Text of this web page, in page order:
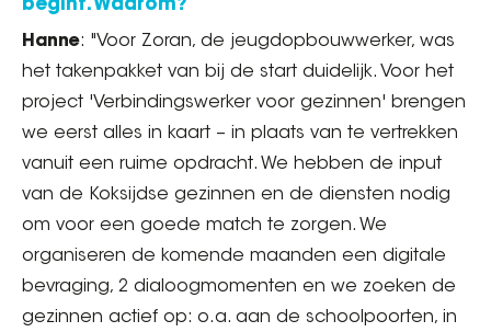
begint. Waarom?
Hanne: "Voor Zoran, de jeugdopbouwwerker, was
het takenpakket van bij de start duidelijk. Voor het
project 'Verbindingswerker voor gezinnen' brengen
we eerst alles in kaart – in plaats van te vertrekken
vanuit een ruime opdracht. We hebben de input
van de Koksijdse gezinnen en de diensten nodig
om voor een goede match te zorgen. We
organiseren de komende maanden een digitale
bevraging, 2 dialoogmomenten en we zoeken de
gezinnen actief op: o.a. aan de schoolpoorten, in